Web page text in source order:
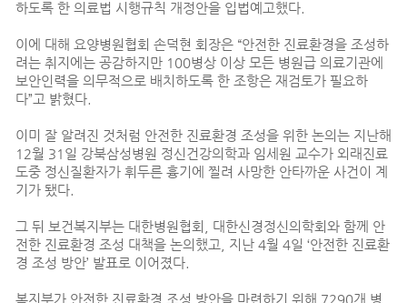
하도록 한 의료법 시행규칙 개정안을 입법예고했다.
이에 대해 요양병원협회 손덕현 회장은 “안전한 진료환경을 조성하
려는 취지에는 공감하지만 100병상 이상 모든 병원급 의료기관에
보안인력을 의무적으로 배치하도록 한 조항은 재검토가 필요하
다”고 밝혔다.
이미 잘 알려진 것처럼 안전한 진료환경 조성을 위한 논의는 지난해
12월 31일 강북삼성병원 정신건강의학과 임세원 교수가 외래진료
도중 정신질환자가 휘두른 흉기에 찔려 사망한 안타까운 사건이 계
기가 됐다.
그 뒤 보건복지부는 대한병원협회, 대한신경정신의학회와 함께 안
전한 진료환경 조성 대책을 논의했고, 지난 4월 4일 ‘안전한 진료환
경 조성 방안’ 발표로 이어졌다.
복지부가 안전한 진료환경 조성 방안을 마련하기 위해 7290개 병